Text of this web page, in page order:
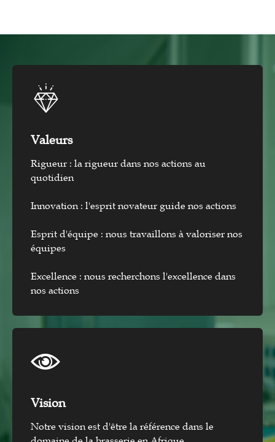
Valeurs
Rigueur : la rigueur dans nos actions au
quotidien
Innovation : l'esprit novateur guide nos actions
Esprit d'équipe : nous travaillons à valoriser nos
équipes
Excellence : nous recherchons l'excellence dans
nos actions
Vision​
Notre vision est d'être la référence dans le